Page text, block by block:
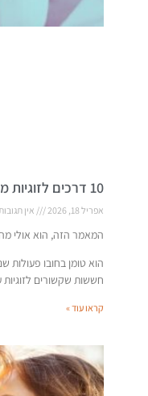
10 דרכים לזוגיות מצוינת בקורונה (חלק ב')
אפריל 18, 2026 אין
המאמר הזה, הוא אולי
הוא טומן בחובו
חששות שקשורים
קראו עוד »